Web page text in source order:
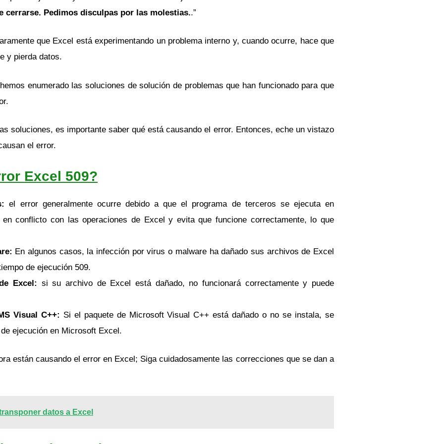
cerrarse. Pedimos disculpas por las molestias..”
que Excel está experimentando un problema interno y, cuando ocurre, hace que
y pierda datos.
enumerado las soluciones de solución de problemas que han funcionado para que
soluciones, es importante saber qué está causando el error. Entonces, eche un vistazo
el error.
Excel 509?
el error generalmente ocurre debido a que el programa de terceros se ejecuta en
conflicto con las operaciones de Excel y evita que funcione correctamente, lo que
En algunos casos, la infección por virus o malware ha dañado sus archivos de Excel
de ejecución 509.
Excel: si su archivo de Excel está dañado, no funcionará correctamente y puede
Visual C++: Si el paquete de Microsoft Visual C++ está dañado o no se instala, se
ejecución en Microsoft Excel.
están causando el error en Excel; Siga cuidadosamente las correcciones que se dan a
datos a Excel